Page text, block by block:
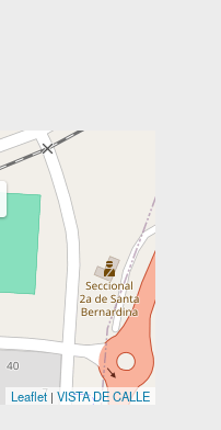
Leaflet | VISTA DE CALLE